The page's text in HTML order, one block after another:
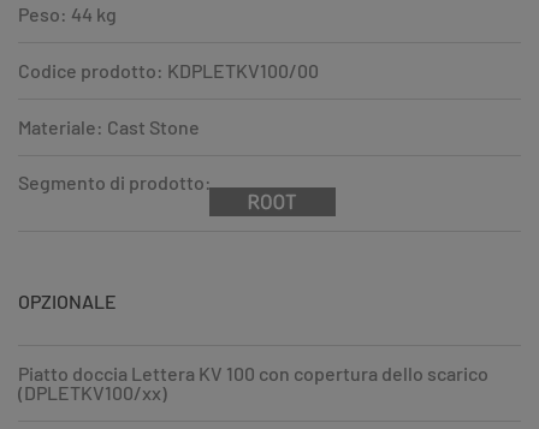
Peso: 44 kg
Codice prodotto: KDPLETKV100/00
Materiale: Cast Stone
Segmento di prodotto:
OPZIONALE
Piatto doccia Lettera KV 100 con copertura dello scarico
(DPLETKV100/xx)